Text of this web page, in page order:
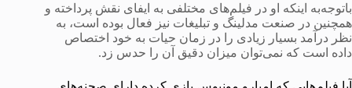
باتوجه‌به اینکه او در فیلم‌های مختلفی به ایفای نقش پرداخته و
همچنین در صنعت مدلینگ و تبلیغات نیز فعال بوده است، به
نظر درآمد بسیار زیادی را در زمان حیات به خود اختصاص
داده است که نمی‌توان میزان دقیق آن را حدس زد.